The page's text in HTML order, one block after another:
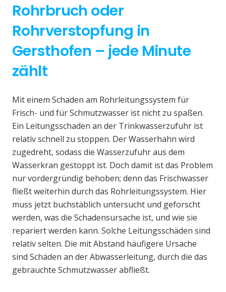
Rohrbruch oder
Rohrverstopfung in
Gersthofen – jede Minute
zählt
Mit einem Schaden am Rohrleitungssystem für
Frisch- und für Schmutzwasser ist nicht zu spaßen.
Ein Leitungsschaden an der Trinkwasserzufuhr ist
relativ schnell zu stoppen. Der Wasserhahn wird
zugedreht, sodass die Wasserzufuhr aus dem
Wasserkran gestoppt ist. Doch damit ist das Problem
nur vordergründig behoben; denn das Frischwasser
fließt weiterhin durch das Rohrleitungssystem. Hier
muss jetzt buchstäblich untersucht und geforscht
werden, was die Schadensursache ist, und wie sie
repariert werden kann. Solche Leitungsschäden sind
relativ selten. Die mit Abstand häufigere Ursache
sind Schäden an der Abwasserleitung, durch die das
gebrauchte Schmutzwasser abfließt.